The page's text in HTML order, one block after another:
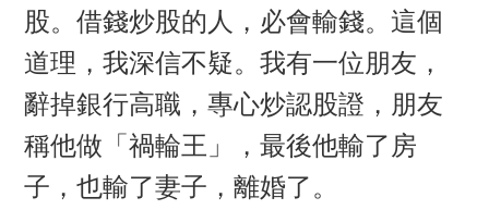
股。借錢炒股的人，必會輸錢。這個
道理，我深信不疑。我有一位朋友，
辭掉銀行高職，專心炒認股證，朋友
稱他做「禍輪王」，最後他輸了房
子，也輸了妻子，離婚了。